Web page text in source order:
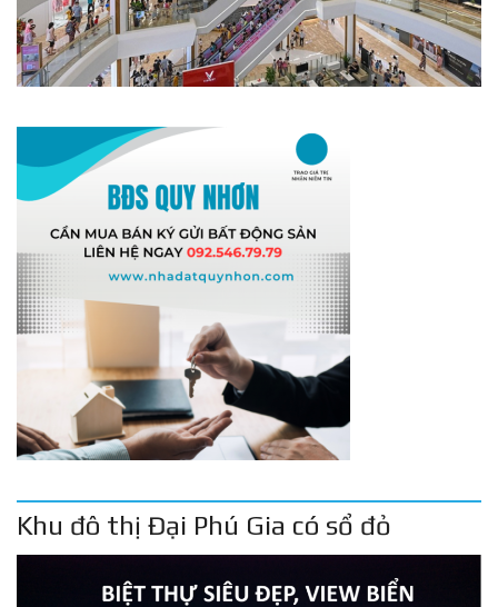
Khu đô thị Đại Phú Gia có sổ đỏ